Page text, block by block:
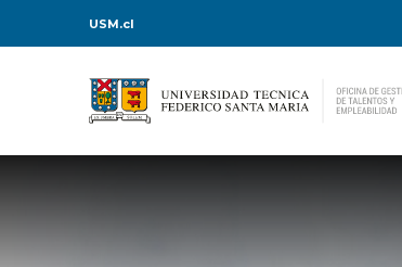
USM.cl